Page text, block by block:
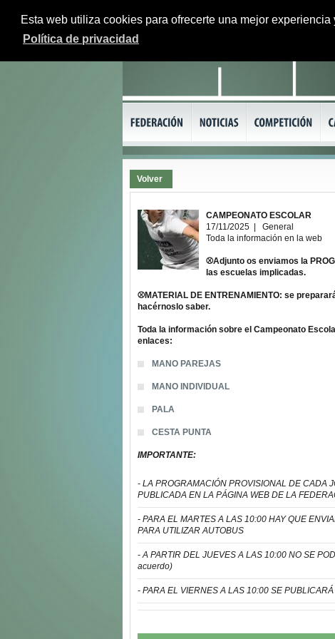
Esta web utiliza cookies para ofrecerte una mejor
Política de privacidad
Volver
CAMPEONATO ESCOLAR
17/11/2025 | General
Toda la información en la web
⚾Adjunto os enviamos la
las escuelas implicadas.
⚾MATERIAL DE ENTRENAMIENTO: se
hacérnoslo saber.
Toda la información sobre el Campeonato
enlaces:
MANO PAREJAS
MANO INDIVIDUAL
PALA
CESTA PUNTA
IMPORTANTE:
- LA PROGRAMACIÓN PROVISIONAL DE CADA
PUBLICADA EN LA PÁGINA WEB DE LA
- PARA EL MARTES A LAS 10:00 HAY QUE
PARA UTILIZAR AUTOBUS
- A PARTIR DEL JUEVES A LAS 10:00 NO SE
acuerdo)
- PARA EL VIERNES A LAS 10:00 SE